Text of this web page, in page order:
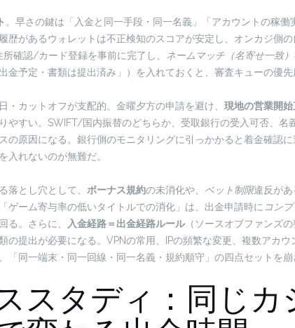
。早さの鍵は「入金と同一手段・同一名義」「アカウントの稼働
歴があるウォレットは不正検知のスコアが安定し、オンカジ側
確認/カード登録を事前に完了し、 ネームマッチ（名寄せ一致）
金予定・書類は提出済み」）を入れておくと、審査キューの優先
・カットオフが支配的。金曜夕方の申請を避け、 現地の営業開始
やすい。SWIFT/国内振替のどちらか、受取銀行の受入可否、
の原因になる。銀行側のモニタリングに引っかかると着金確認
入れないのが無難だ。
落とし穴として、 ボーナス規約の未消化や、 ベット制限違反が
ゲーム寄与率の低いタイトルでの消化」は、出金申請時に コン
る。さらに、
入金経路＝出金経路ルール（ソースオブファンズ
の提出が必要になる。VPNの常用、IPの頻繁な変更、複数アカ
「同一端末・同一回線・同一名義・規約順守」の四点セットを崩
スタディ：同じカ